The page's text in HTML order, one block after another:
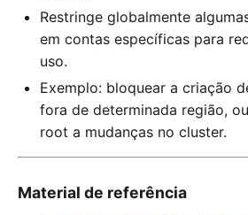
Restringe globalmente
em contas específicas para
uso.
Exemplo: bloquear a criação
fora de determinada região,
root a mudanças no cluster.
Material de referência